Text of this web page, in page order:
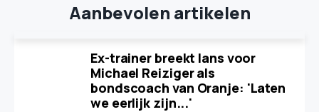
Aanbevolen artikelen
Ex-trainer breekt lans voor
Michael Reiziger als
bondscoach van Oranje: 'Laten
we eerlijk zijn...'